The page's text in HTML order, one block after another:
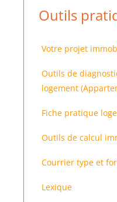
Outils
Votre projet
Outils de
logement
Fiche pratique
Outils de calcul
Courrier type et
Lexique